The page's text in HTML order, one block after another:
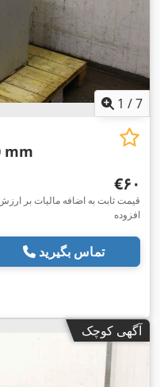
1 /7
mm
‎€۶۰
قیمت ثابت به اضافه مالیات بر
افزوده
تماس بگیرید
آگهی کوچک